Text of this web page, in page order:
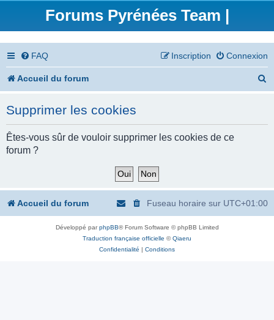
Forums Pyrénées Team |
FAQ Connexion
Inscription
Accueil du forum
c
Supprimer les cookies
Êtes-vous sûr de vouloir supprimer les cookies de ce
forum ?
Accueil du forum Fuseau horaire sur UTC+01:00
Développé parphpBB® Forum Software © phpBB Limited
Traduction française officielle ©Qiaeru
Confidentialité | Conditions